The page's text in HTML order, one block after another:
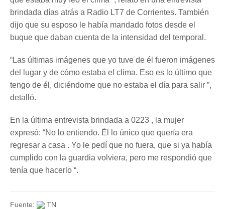
brindada días atrás a Radio LT7 de Corrientes. También
dijo que su esposo le había mandado fotos desde el
buque que daban cuenta de la intensidad del temporal.
“Las últimas imágenes que yo tuve de él fueron imágenes
del lugar y de cómo estaba el clima. Eso es lo último que
tengo de él, diciéndome que no estaba el día para salir ”,
detalló.
En la última entrevista brindada a 0223 , la mujer
expresó: “No lo entiendo. Él lo único que quería era
regresar a casa . Yo le pedí que no fuera, que si ya había
cumplido con la guardia volviera, pero me respondió que
tenía que hacerlo “.
Fuente: TN